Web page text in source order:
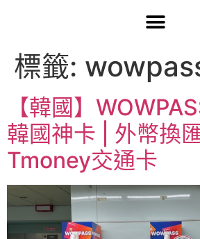
標籤:
【韓國】
韓國神卡 | 外幣換匯
Tmoney交通卡